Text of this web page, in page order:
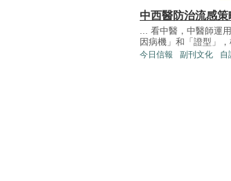
中西醫防治流感策
... 看中醫，中醫師運用
因病機」和「證型」
今日信報 副刊文化 自